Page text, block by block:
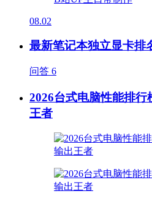
08.02
最新笔记本独立显卡排
问答 6
2026台式电脑性能排
王者